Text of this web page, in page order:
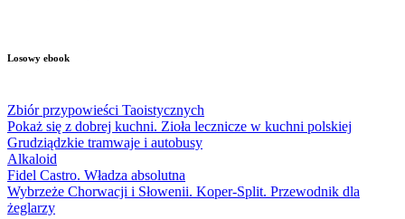
Losowy ebook
Zbiór przypowieści Taoistycznych
Pokaż się z dobrej kuchni. Zioła lecznicze w kuchni polskiej
Grudziądzkie tramwaje i autobusy
Alkaloid
Fidel Castro. Władza absolutna
Wybrzeże Chorwacji i Słowenii. Koper-Split. Przewodnik dla
żeglarzy